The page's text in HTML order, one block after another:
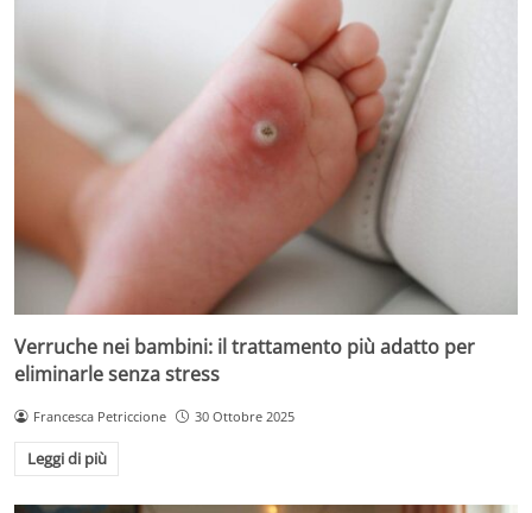
Verruche nei bambini: il trattamento più adatto per
eliminarle senza stress
Francesca Petriccione 30 Ottobre 2025
Leggi di più